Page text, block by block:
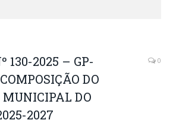
130-2025 – GP-
DO
MUNICIPAL DO
2027
0